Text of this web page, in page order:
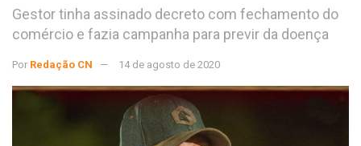
Gestor tinha assinado decreto com fechamento do
comércio e fazia campanha para previr da doença
Por Redação CN 14 de agosto de 2020